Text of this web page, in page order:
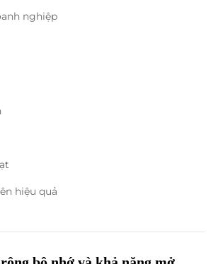
nghiệp
hiệu quả